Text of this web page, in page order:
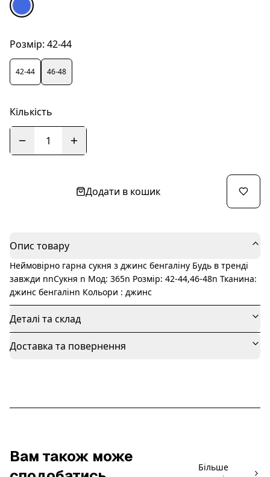
Розмір: 42-44
42-44 46-48
Кількість
1
Додати в кошик
Опис товару
Неймовірно гарна сукня з джинс бенгаліну Будь в тренді
завжди nnСукня n Мод: 365n Розмір: 42-44,46-48n Тканина:
джинс бенгалінn Кольори : джинс
Деталі та склад
Доставка та повернення
Вам також може
Більше